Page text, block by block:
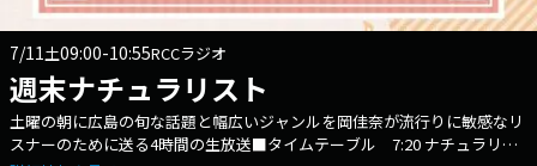
7/11土09:00-10:55RCCラジオ
週末ナチュラリスト
土曜の朝に広島の旬な話題と幅広いジャンルを岡佳奈が流行りに敏感なリ
スナーのために送る4時間の生放送■タイムテーブル 7:20 ナチュラリス